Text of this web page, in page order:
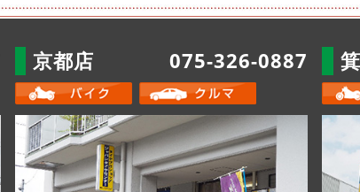
京都店 075-326-0887